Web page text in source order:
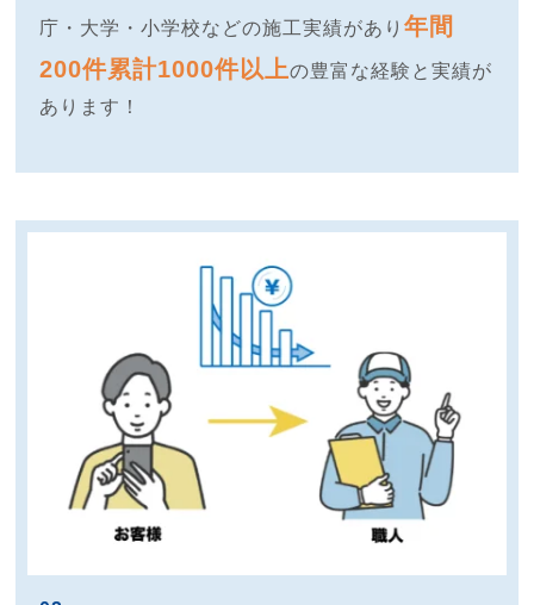
庁・大学・小学校などの施工実績があり年間
200件累計1000件以上の豊富な経験と実績が
あります！